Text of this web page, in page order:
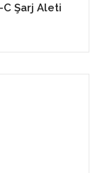
Şarj Aleti